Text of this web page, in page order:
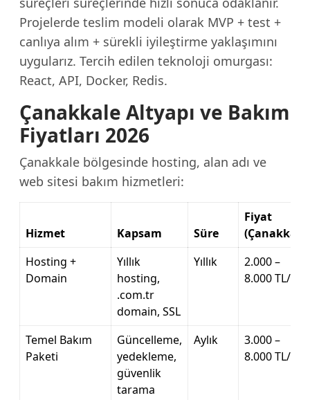
Projelerde teslim modeli olarak MVP + test +
canlıya alım + sürekli iyileştirme yaklaşımını
uygularız. Tercih edilen teknoloji omurgası:
React, API, Docker, Redis.
Çanakkale Altyapı ve Bakım
Fiyatları 2026
Çanakkale bölgesinde hosting, alan adı ve
web sitesi bakım hizmetleri:
Hizmet Kapsam Süre
Fiyat
(Çanakkale)
Hosting +
Domain
Yıllık
hosting,
.com.tr
domain, SSL
Yıllık
2.000 –
8.000 TL/yıl
Temel Bakım
Paketi
Güncelleme,
yedekleme,
güvenlik
tarama
Aylık
3.000 –
8.000 TL/ay